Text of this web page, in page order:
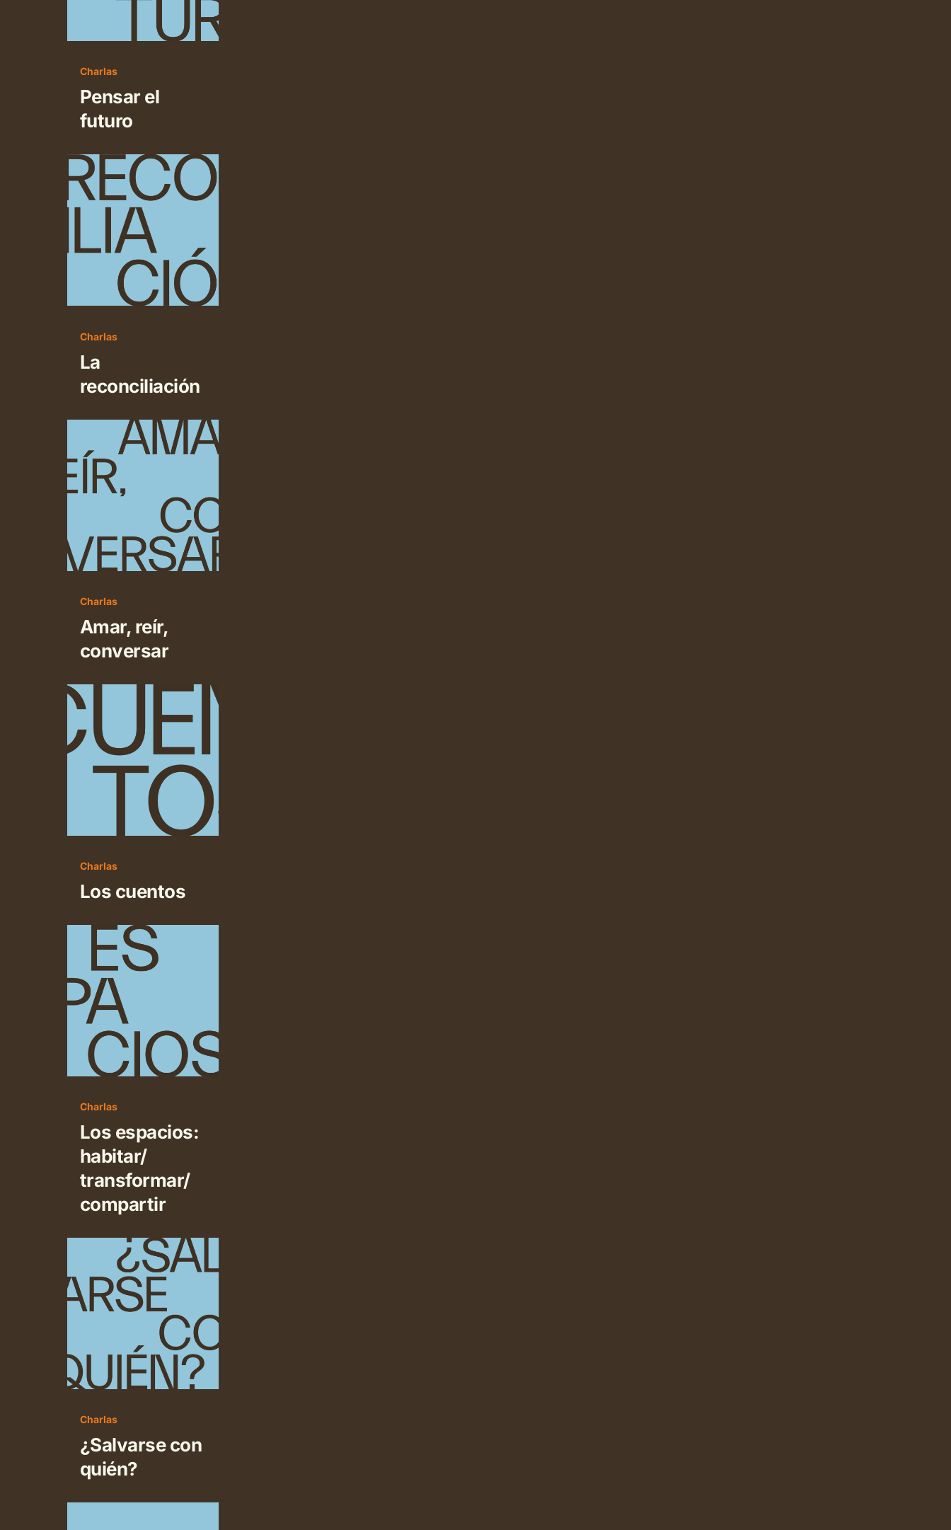
Charlas
Pensar el
futuro
reconciliación
Charlas
La
reconciliación
reír,
conversar
Charlas
Amar, reír,
conversar
Los
Charlas
Los cuentos
habitar/
transformar/
compartir
Charlas
Los espacios:
habitar/
transformar/
compartir
quién?
Charlas
¿Salvarse con
quién?